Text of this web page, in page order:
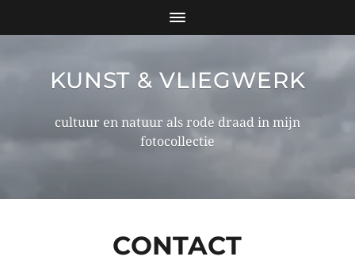
KUNST & VLIEGWERK
cultuur en natuur als rode draad in mijn
fotocollectie
CONTACT